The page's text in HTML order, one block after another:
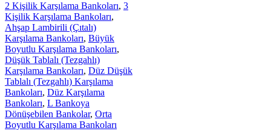
2 Kişilik Karşılama Bankoları, 3
Kişilik Karşılama Bankoları,
Ahşap Lambirili (Çıtalı)
Karşılama Bankoları, Büyük
Boyutlu Karşılama Bankoları,
Düşük Tablalı (Tezgahlı)
Karşılama Bankoları, Düz Düşük
Tablalı (Tezgahlı) Karşılama
Bankoları, Düz Karşılama
Bankoları, L Bankoya
Dönüşebilen Bankolar, Orta
Boyutlu Karşılama Bankoları